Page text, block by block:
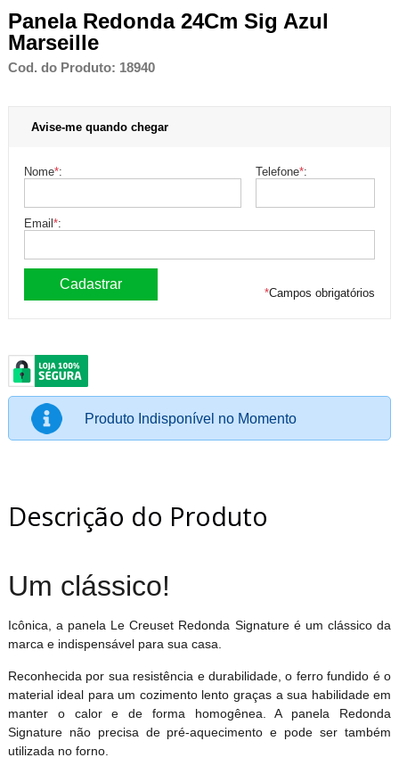
Panela Redonda 24Cm Sig Azul
Marseille
Cod. do Produto: 18940
Avise-me quando chegar
Nome*: Telefone*:
Email*:
*Campos obrigatórios
Produto Indisponível no Momento
Descrição do Produto
Um clássico!
Icônica, a panela Le Creuset Redonda Signature é um clássico da
marca e indispensável para sua casa.
Reconhecida por sua resistência e durabilidade, o ferro fundido é o
material ideal para um cozimento lento graças a sua habilidade em
manter o calor e de forma homogênea. A panela Redonda
Signature não precisa de pré-aquecimento e pode ser também
utilizada no forno.